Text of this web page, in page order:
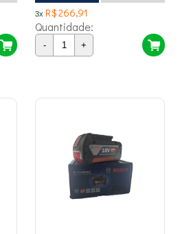
3x R$ 266,91
Quantidade:
- +